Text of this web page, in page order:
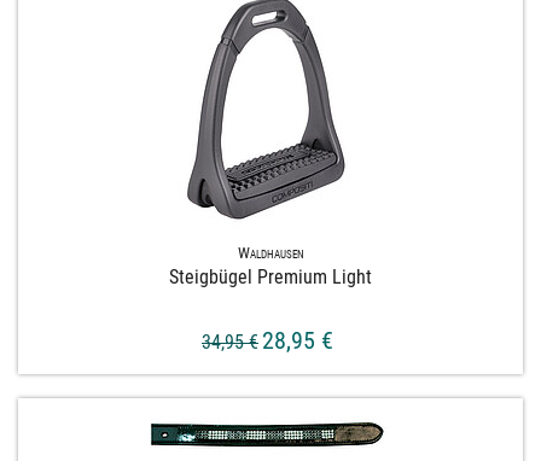
Waldhausen
Steigbügel Premium Light
34,95 € 28,95 €